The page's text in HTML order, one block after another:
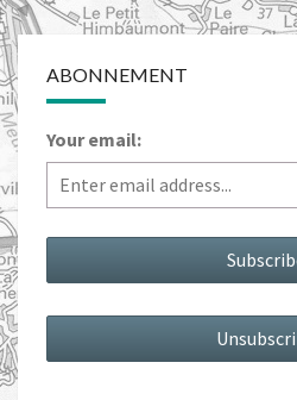
ABONNEMENT
Your email: